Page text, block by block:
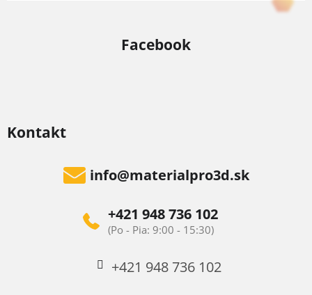
Kontakt
info@materialpro3d.sk
+421 948 736 102
+421 948 736 102
Facebook